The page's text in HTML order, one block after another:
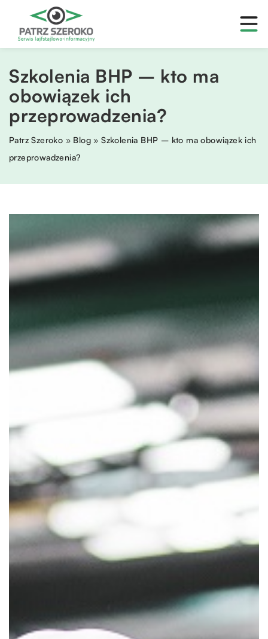
Szkolenia BHP – kto ma
obowiązek ich
przeprowadzenia?
Patrz Szeroko » Blog »Szkolenia BHP – kto ma obowiązek ich
przeprowadzenia?